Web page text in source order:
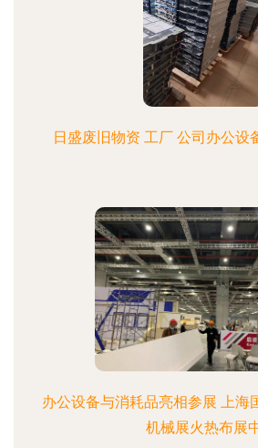
日盛废旧物资 工厂 公司办公设
办公设备与消耗品亮相参展 上海
机械展火热布展